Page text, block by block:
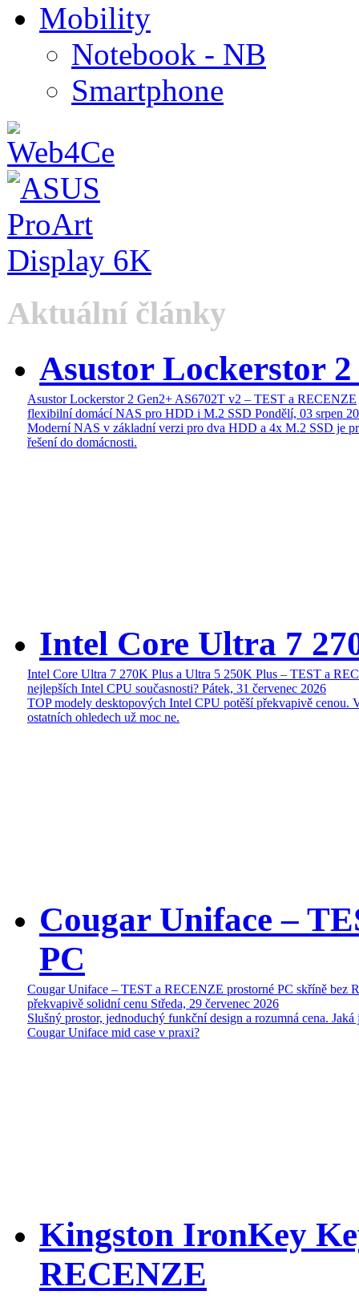
Mobility
Notebook - NB
Smartphone
Aktuální články
Asustor Lockerstor
Asustor Lockerstor 2 Gen2+ AS6702T v2 – TEST a RECENZE
flexibilní domácí NAS pro HDD i M.2 SSD Pondělí, 03 srpen
Moderní NAS v základní verzi pro dva HDD a 4x M.2 SSD je
řešení do domácnosti.
Intel Core Ultra 7
Intel Core Ultra 7 270K Plus a Ultra 5 250K Plus – TEST a
nejlepších Intel CPU současnosti? Pátek, 31 červenec 2026
TOP modely desktopových Intel CPU potěší překvapivě cenou.
ostatních ohledech už moc ne.
Cougar Uniface –
PC
Cougar Uniface – TEST a RECENZE prostorné PC skříně bez
překvapivě solidní cenu Středa, 29 červenec 2026
Slušný prostor, jednoduchý funkční design a rozumná cena. Jaká
Cougar Uniface mid case v praxi?
Kingston IronKey
RECENZE